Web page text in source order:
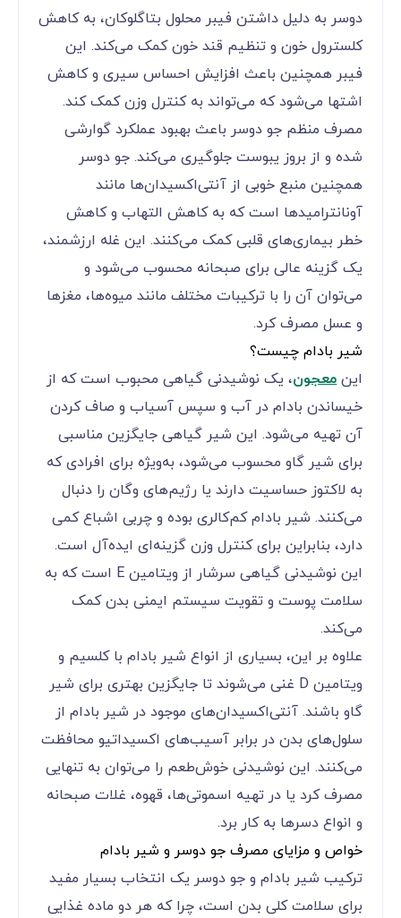
دوسر به دلیل داشتن فیبر محلول بتاگلوکان، به کاهش
کلسترول خون و تنظیم قند خون کمک می‌کند. این
فیبر همچنین باعث افزایش احساس سیری و کاهش
اشتها می‌شود که می‌تواند به کنترل وزن کمک کند.
مصرف منظم جو دوسر باعث بهبود عملکرد گوارشی
شده و از بروز یبوست جلوگیری می‌کند. جو دوسر
همچنین منبع خوبی از آنتی‌اکسیدان‌ها مانند
آونانترامیدها است که به کاهش التهاب و کاهش
خطر بیماری‌های قلبی کمک می‌کنند. این غله ارزشمند،
یک گزینه عالی برای صبحانه محسوب می‌شود و
می‌توان آن را با ترکیبات مختلف مانند میوه‌ها، مغزها
و عسل مصرف کرد.
شیر بادام چیست؟
اینمعجون، یک نوشیدنی گیاهی محبوب است که از
خیساندن بادام در آب و سپس آسیاب و صاف کردن
آن تهیه می‌شود. این شیر گیاهی جایگزین مناسبی
برای شیر گاو محسوب می‌شود، به‌ویژه برای افرادی که
به لاکتوز حساسیت دارند یا رژیم‌های وگان را دنبال
می‌کنند. شیر بادام کم‌کالری بوده و چربی اشباع کمی
دارد، بنابراین برای کنترل وزن گزینه‌ای ایده‌آل است.
این نوشیدنی گیاهی سرشار از ویتامین E است که به
سلامت پوست و تقویت سیستم ایمنی بدن کمک
می‌کند.
علاوه بر این، بسیاری از انواع شیر بادام با کلسیم و
ویتامین D غنی می‌شوند تا جایگزین بهتری برای شیر
گاو باشند. آنتی‌اکسیدان‌های موجود در شیر بادام از
سلول‌های بدن در برابر آسیب‌های اکسیداتیو محافظت
می‌کنند. این نوشیدنی خوش‌طعم را می‌توان به تنهایی
مصرف کرد یا در تهیه اسموتی‌ها، قهوه، غلات صبحانه
و انواع دسرها به کار برد.
خواص و مزایای مصرف جو دوسر و شیر بادام
ترکیب شیر بادام و جو دوسر یک انتخاب بسیار مفید
برای سلامت کلی بدن است، چرا که هر دو ماده غذایی